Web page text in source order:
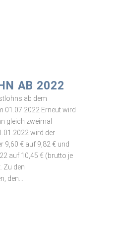
AB 2022
ab dem
01.07.2022 Erneut wird
gleich zweimal
wird der
9,60 € auf 9,82 € und
auf 10,45 € (brutto je
Zu den
den...